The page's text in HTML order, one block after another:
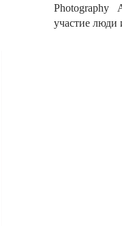
Photography
участие